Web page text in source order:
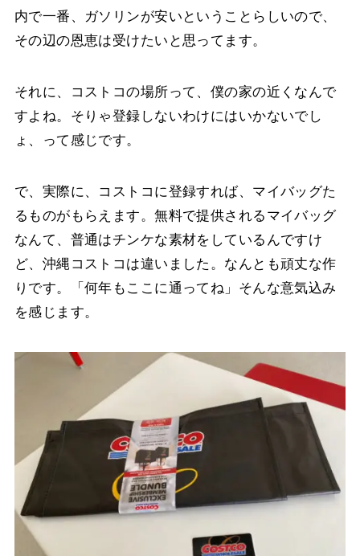
内で一番、ガソリンが安いということらしいので、
その辺の恩恵は受けたいと思ってます。
それに、コストコの場所って、僕の家の近くなんで
すよね。そりゃ登録しないわけにはいかないでし
ょ、って感じです。
で、実際に、コストコに登録すれば、マイバッグた
るものがもらえます。無料で提供されるマイバッグ
なんて、普通はチンケな素材をしているんですけ
ど、沖縄コストコは違いました。なんとも頑丈な作
りです。「何年もここに通ってね」そんな意気込み
を感じます。